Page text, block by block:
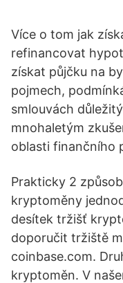
Více o tom jak
refinancovat
získat půjčku na
pojmech,
smlouvách
mnohaletým
oblasti finančního
Prakticky 2
kryptoměny
desítek tržišť
doporučit tržiště
coinbase.com.
kryptoměn. V